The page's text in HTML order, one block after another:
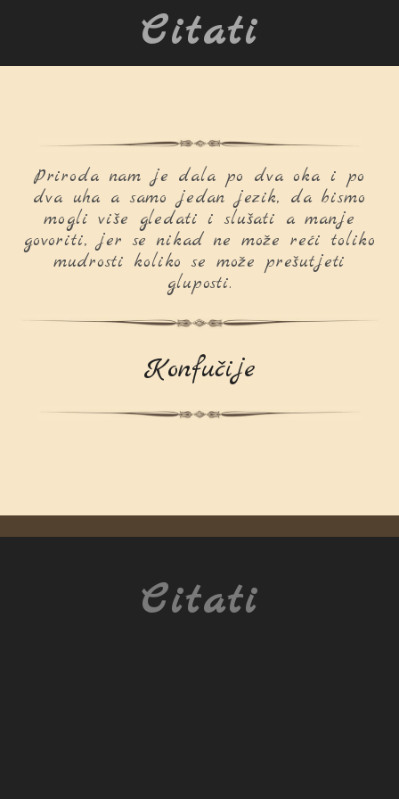
Citati
Priroda nam je dala po dva oka i po
dva uha a samo jedan jezik, da bismo
mogli više gledati i slušati a manje
govoriti, jer se nikad ne može reći toliko
mudrosti koliko se može prešutjeti
gluposti.
Konfučije
Citati